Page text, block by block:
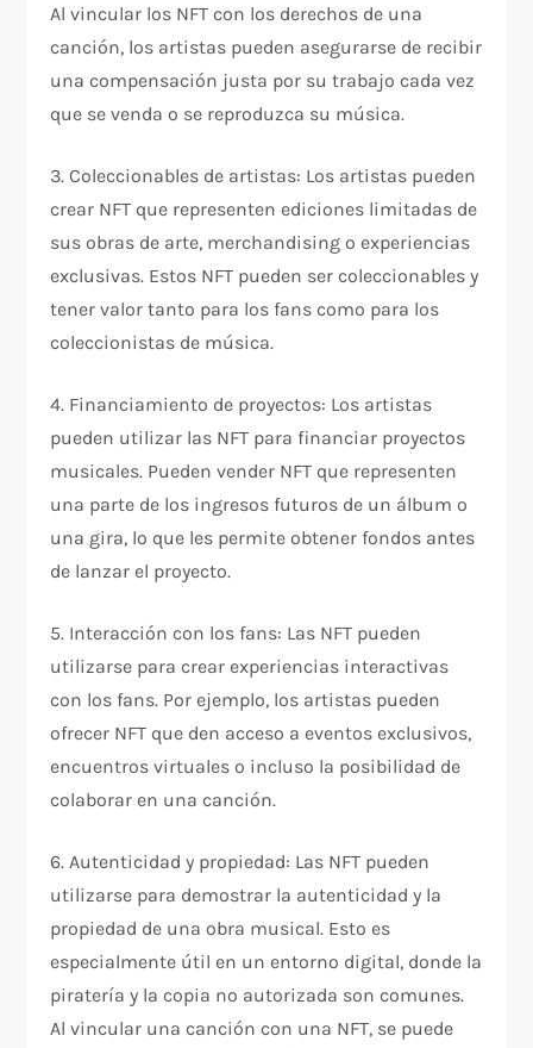
Al vincular los NFT con los derechos de una
canción, los artistas pueden asegurarse de recibir
una compensación justa por su trabajo cada vez
que se venda o se reproduzca su música.
3. Coleccionables de artistas: Los artistas pueden
crear NFT que representen ediciones limitadas de
sus obras de arte, merchandising o experiencias
exclusivas. Estos NFT pueden ser coleccionables y
tener valor tanto para los fans como para los
coleccionistas de música.
4. Financiamiento de proyectos: Los artistas
pueden utilizar las NFT para financiar proyectos
musicales. Pueden vender NFT que representen
una parte de los ingresos futuros de un álbum o
una gira, lo que les permite obtener fondos antes
de lanzar el proyecto.
5. Interacción con los fans: Las NFT pueden
utilizarse para crear experiencias interactivas
con los fans. Por ejemplo, los artistas pueden
ofrecer NFT que den acceso a eventos exclusivos,
encuentros virtuales o incluso la posibilidad de
colaborar en una canción.
6. Autenticidad y propiedad: Las NFT pueden
utilizarse para demostrar la autenticidad y la
propiedad de una obra musical. Esto es
especialmente útil en un entorno digital, donde la
piratería y la copia no autorizada son comunes.
Al vincular una canción con una NFT, se puede